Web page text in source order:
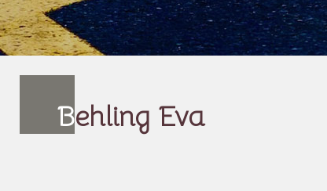
Behling Eva